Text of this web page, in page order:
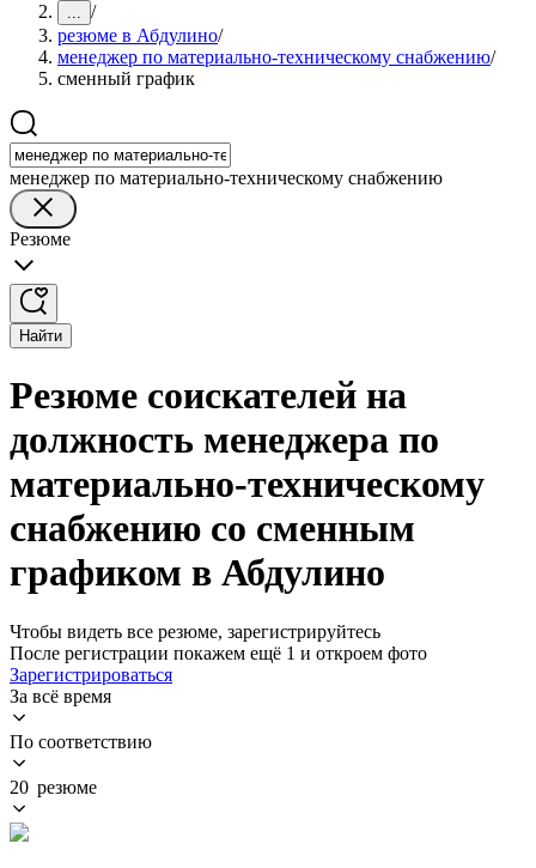
... /
резюме в Абдулино/
менеджер по материально-техническому снабжению/
сменный график
менеджер по материально-техническому снабжению
Резюме
Найти
Резюме соискателей на
должность менеджера по
материально-техническому
снабжению со сменным
графиком в Абдулино
Чтобы видеть все резюме, зарегистрируйтесь
После регистрации покажем ещё 1 и откроем фото
Зарегистрироваться
За всё время
По соответствию
20 резюме